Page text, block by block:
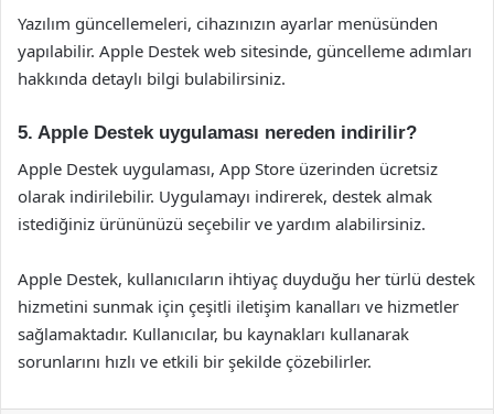
Yazılım güncellemeleri, cihazınızın ayarlar menüsünden
yapılabilir. Apple Destek web sitesinde, güncelleme adımları
hakkında detaylı bilgi bulabilirsiniz.
5. Apple Destek uygulaması nereden indirilir?
Apple Destek uygulaması, App Store üzerinden ücretsiz
olarak indirilebilir. Uygulamayı indirerek, destek almak
istediğiniz ürününüzü seçebilir ve yardım alabilirsiniz.
Apple Destek, kullanıcıların ihtiyaç duyduğu her türlü destek
hizmetini sunmak için çeşitli iletişim kanalları ve hizmetler
sağlamaktadır. Kullanıcılar, bu kaynakları kullanarak
sorunlarını hızlı ve etkili bir şekilde çözebilirler.